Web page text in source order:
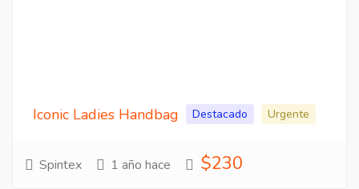
Iconic Ladies Handbag Destacado Urgente
Spintex 1 año hace $230